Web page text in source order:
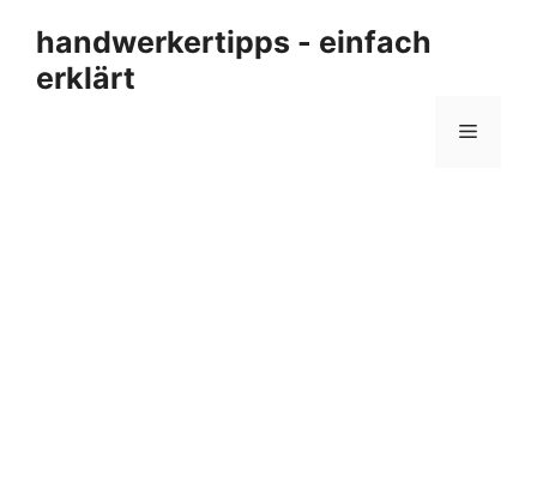
Inhalt
springen
handwerkertipps - einfach
erklärt
Menü